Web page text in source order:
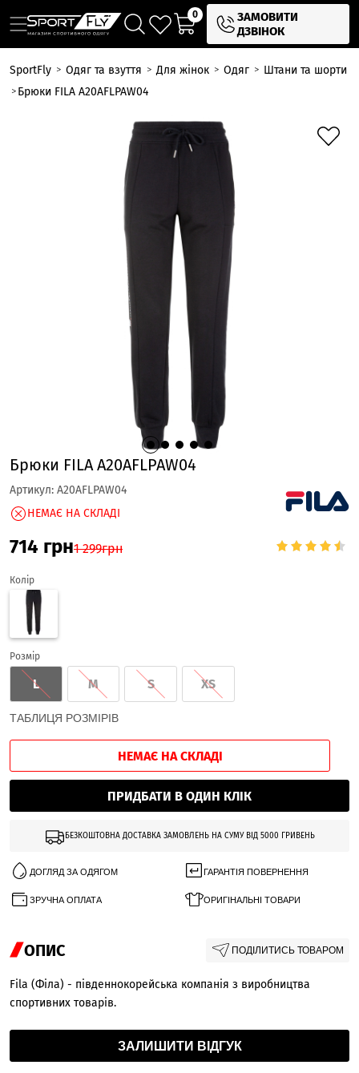
0
ЗАМОВИТИ
ДЗВІНОК
SportFly Одяг та взуття Для жінок Одяг
Штани та шорти
Брюки FILA A20AFLPAW04
Брюки FILA A20AFLPAW04
Артикул: A20AFLPAW04
НЕМАЄ НА СКЛАДІ
714 грн1 299грн
Колір
Розмір
L M S XS
ТАБЛИЦЯ РОЗМІРІВ
НЕМАЄ НА СКЛАДІ
ПРИДБАТИ В ОДИН КЛІК
БЕЗКОШТОВНА ДОСТАВКА ЗАМОВЛЕНЬ НА СУМУ ВІД 5000 ГРИВЕНЬ
ДОГЛЯД ЗА ОДЯГОМ ГАРАНТІЯ ПОВЕРНЕННЯ
ЗРУЧНА ОПЛАТА ОРИГІНАЛЬНІ ТОВАРИ
ОПИС ПОДІЛИТИСЬ ТОВАРОМ
Fila (Філа) - південнокорейська компанія з виробництва
спортивних товарів.
ЗАЛИШИТИ ВІДГУК